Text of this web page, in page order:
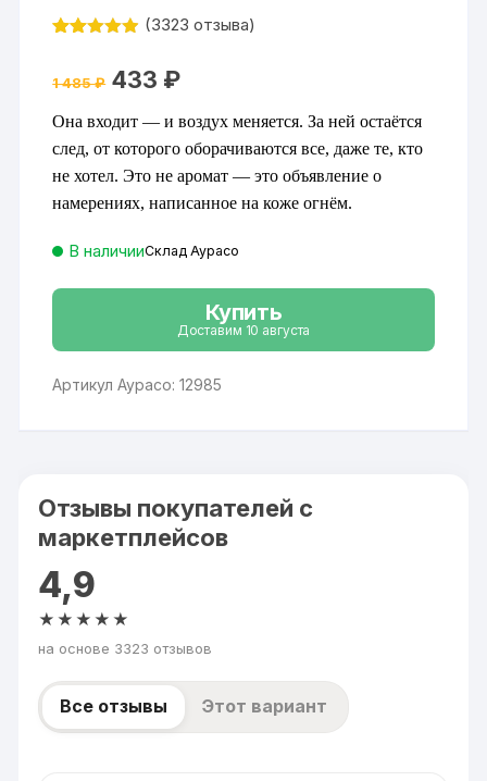
на основе
пользовате
лей
(3323 отзыва)
1 485₽ Первоначальная
цена
1
433 ₽Текущая
Она входит — и воздух меняется. За ней остаётся
след, от которого оборачиваются все, даже те, кто
не хотел. Это не аромат — это объявление о
намерениях, написанное на коже огнём.
В наличииСклад Аурасо
Купить
Доставим 10 августа
Артикул Аурасо: 12985
Отзывы покупателей с
маркетплейсов
4,9
★★★★★
на основе 3323 отзывов
Все отзывы Этот вариант